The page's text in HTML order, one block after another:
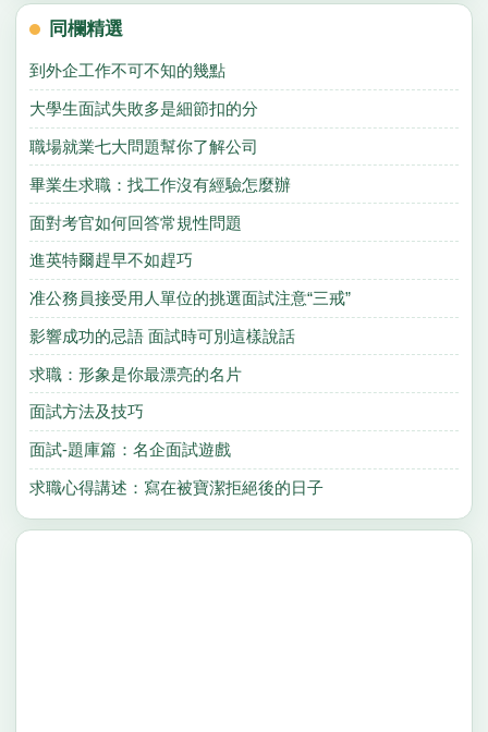
同欄精選
到外企工作不可不知的幾點
大學生面試失敗多是細節扣的分
職場就業七大問題幫你了解公司
畢業生求職：找工作沒有經驗怎麼辦
面對考官如何回答常規性問題
進英特爾趕早不如趕巧
准公務員接受用人單位的挑選面試注意“三戒”
影響成功的忌語 面試時可別這樣說話
求職：形象是你最漂亮的名片
面試方法及技巧
面試-題庫篇：名企面試遊戲
求職心得講述：寫在被寶潔拒絕後的日子